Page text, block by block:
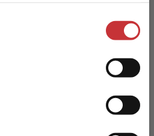
en enhet utanför Sverige.
utanför Sverige. För
måste